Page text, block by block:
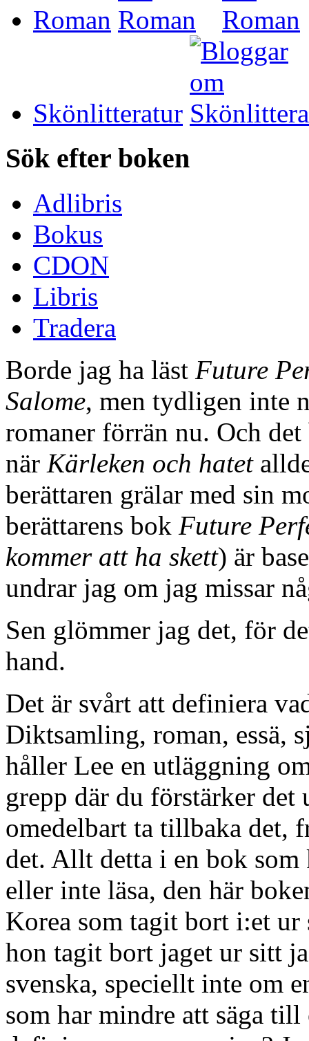
Roman
Skönlitteratur
Sök efter boken
Adlibris
Bokus
CDON
Libris
Tradera
Borde jag ha läst Future
Salome, men tydligen inte
romaner förrän nu. Och
när Kärleken och hatet
berättaren grälar med sin
berättarens bok Future
kommer att ha skett) är
undrar jag om jag missar
Sen glömmer jag det, för
hand.
Det är svårt att definiera
Diktsamling, roman,
håller Lee en utläggning
grepp där du förstärker
omedelbart ta tillbaka det,
det. Allt detta i en bok som
eller inte läsa, den här
Korea som tagit bort i:et ur
hon tagit bort jaget ur sitt
svenska, speciellt inte om
som har mindre att säga